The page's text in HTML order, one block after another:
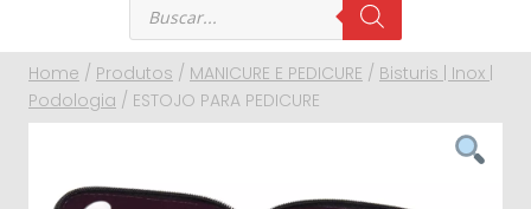
Home / Produtos / MANICURE E PEDICURE / Bisturis | Inox |
Podologia / ESTOJO PARA PEDICURE